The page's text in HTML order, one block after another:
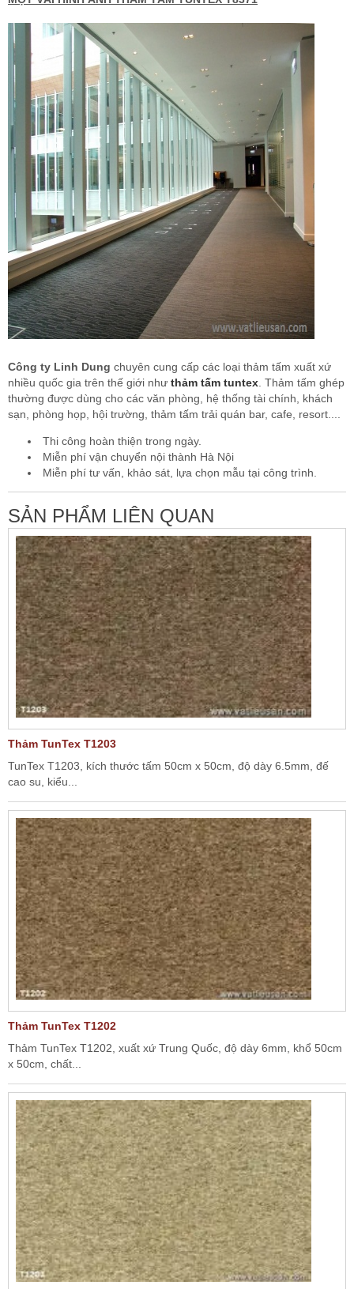
Công ty Linh Dung chuyên cung cấp các loại thảm tấm xuất xứ
nhiều quốc gia trên thế giới như thảm tấm tuntex . Thảm tấm ghép
thường được dùng cho các văn phòng, hệ thống tài chính, khách
sạn, phòng họp, hội trường, thảm tấm trải quán bar, cafe, resort....
Thi công hoàn thiện trong ngày.
Miễn phí vận chuyển nội thành Hà Nội
Miễn phí tư vấn, khảo sát, lựa chọn mẫu tại công trình.
SẢN PHẨM LIÊN QUAN
Thảm TunTex T1203
TunTex T1203, kích thước tấm 50cm x 50cm, độ dày 6.5mm, đế
cao su, kiểu...
Thảm TunTex T1202
Thảm TunTex T1202, xuất xứ Trung Quốc, độ dày 6mm, khổ 50cm
x 50cm, chất...